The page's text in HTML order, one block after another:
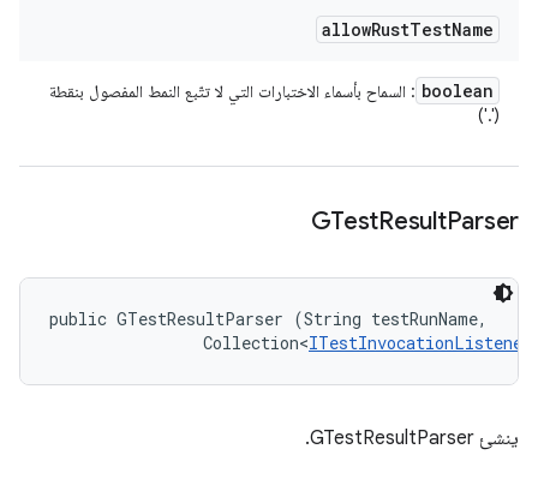
allowRustTestName
boolean : السماح بأسماء الاختبارات التي لا تتّبع النمط المفصول بنقطة
('.')
GTestResultParser
public GTestResultParser (String testRunName,
                Collection<
ITestInvocationListener
ينشئ GTestResultParser.